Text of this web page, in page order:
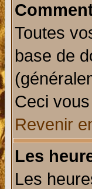
Toutes
base de
Ceci
Revenir
Les
Les